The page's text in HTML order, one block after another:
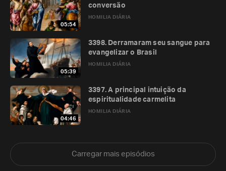
05:54
HOMILIA DIÁRIA
conversão
05:39
HOMILIA DIÁRIA
3398. Derramaram seu sangue para
evangelizar o Brasil
04:46
HOMILIA DIÁRIA
3397. A principal intuição da
espiritualidade carmelita
Carregar mais episódios